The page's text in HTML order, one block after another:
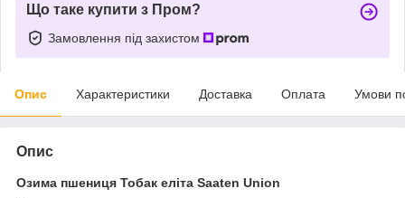
Що таке купити з Пром?
Замовлення під захистом
Опис Характеристики Доставка Оплата Умови
Опис
Озима пшениця Тобак еліта Saaten Union